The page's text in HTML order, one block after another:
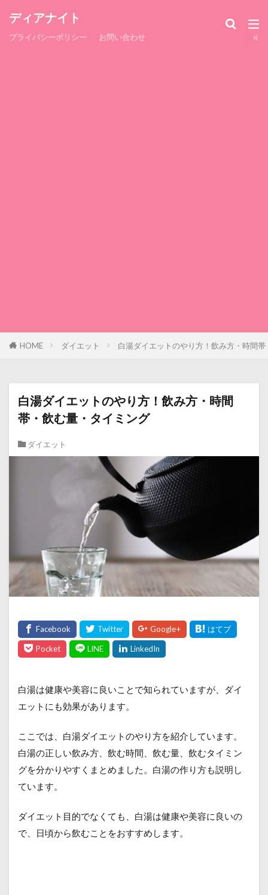
ディアナイト
プライバシーポリシー お問い合わせ
HOME ダイエット 白湯ダイエットのやり方！飲み方・時間
白湯ダイエットのやり方！飲み方・時間
帯・飲む量・タイミング
ダイエット
白湯は健康や美容に良いことで知られていますが、ダイ
エットにも効果があります。
ここでは、白湯ダイエットのやり方を紹介しています。
白湯の正しい飲み方、飲む時間、飲む量、飲むタイミン
グを分かりやすくまとめました。白湯の作り方も説明し
ています。
ダイエット目的でなくても、白湯は健康や美容に良いの
で、日頃から飲むことをおすすめします。